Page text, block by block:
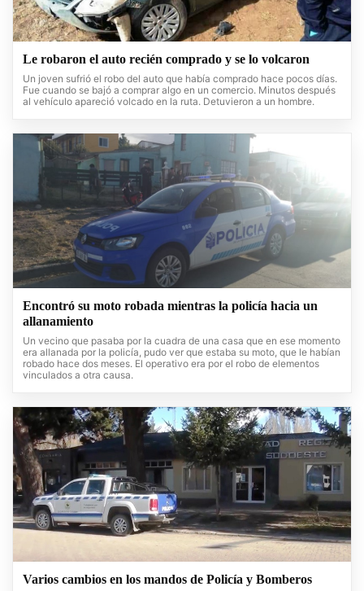
Le robaron el auto recién comprado y se lo volcaron
Un joven sufrió el robo del auto que había comprado hace pocos días.
Fue cuando se bajó a comprar algo en un comercio. Minutos después
al vehículo apareció volcado en la ruta. Detuvieron a un hombre.
Encontró su moto robada mientras la policía hacia un
allanamiento
Un vecino que pasaba por la cuadra de una casa que en ese momento
era allanada por la policía, pudo ver que estaba su moto, que le habían
robado hace dos meses. El operativo era por el robo de elementos
vinculados a otra causa.
Varios cambios en los mandos de Policía y Bomberos